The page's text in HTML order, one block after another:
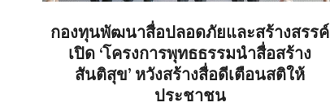
กองทุนพัฒนาสื่อปลอดภัยและสร้างสรรค์
เปิด ‘โครงการพุทธธรรมนำสื่อสร้าง
สันติสุข’ หวังสร้างสื่อดีเตือนสติให้
ประชาชน